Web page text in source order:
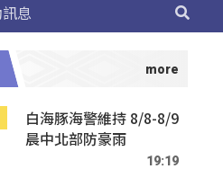
息
白海豚海警維持 8/8-8/9
晨中北部防豪雨
19:19